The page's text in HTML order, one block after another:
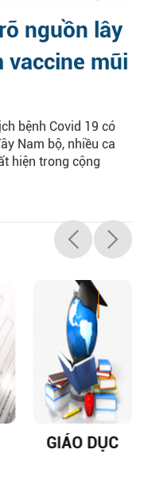
nguồn lây
vaccine mũi
bệnh Covid 19 có
Nam bộ, nhiều ca
hiện trong cộng
GIÁO DỤC